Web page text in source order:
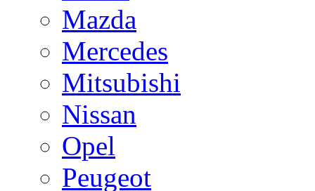
Mazda
Mercedes
Mitsubishi
Nissan
Opel
Peugeot